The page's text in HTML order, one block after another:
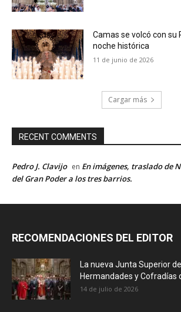
Camas se volcó con su
noche histórica
11 de junio de 2026
Cargar más
RECENT COMMENTS
Pedro J. Clavijo en En imágenes, traslado de
del Gran Poder a los tres barrios.
RECOMENDACIONES DEL EDITOR
La nueva Junta Superior
Hermandades y Cofradías
14 de julio de 2026